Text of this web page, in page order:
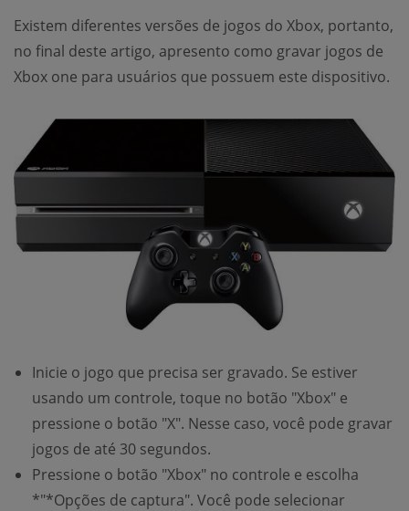
Existem diferentes versões de jogos do Xbox, portanto,
no final deste artigo, apresento como gravar jogos de
Xbox one para usuários que possuem este dispositivo.
Inicie o jogo que precisa ser gravado. Se estiver
usando um controle, toque no botão "Xbox" e
pressione o botão "X". Nesse caso, você pode gravar
jogos de até 30 segundos.
Pressione o botão "Xbox" no controle e escolha
*"*Opções de captura". Você pode selecionar